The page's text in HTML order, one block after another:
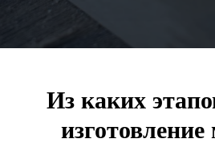
Из каких